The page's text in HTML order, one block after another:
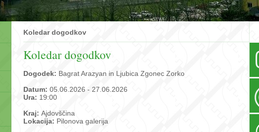
Koledar dogodkov
Koledar dogodkov
Dogodek: Bagrat Arazyan in Ljubica Zgonec Zorko
Datum: 05.06.2026 - 27.06.2026
Ura: 19:00
Kraj: Ajdovščina
Lokacija: Pilonova galerija